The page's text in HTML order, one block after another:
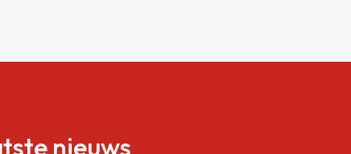
nieuws